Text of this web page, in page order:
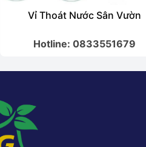
Vỉ Thoát Nước Sân Vườn
Hotline: 0833551679